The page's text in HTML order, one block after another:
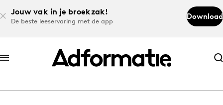
Jouw vak in je broekzak!
De beste leeservaring met de app
Download
Abonneer nu
Abonneer nu